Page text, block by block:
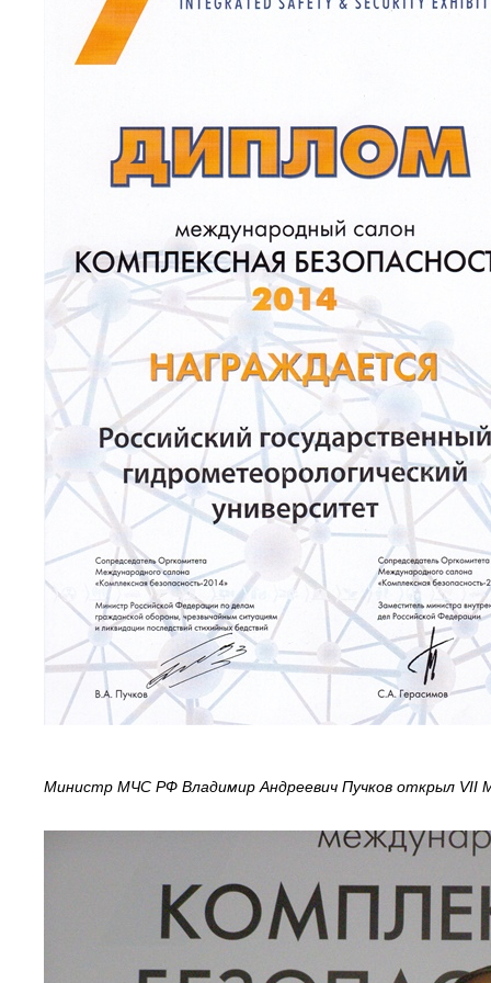
Министр МЧС РФ Владимир Андреевич Пучков открыл VII